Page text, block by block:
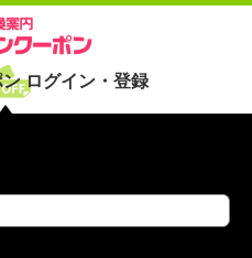
ログイン・登録